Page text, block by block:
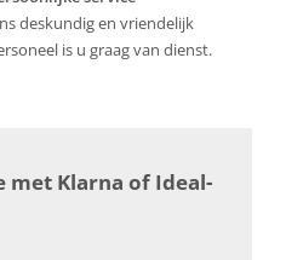
deskundig en vriendelijk
is u graag van dienst.
met Klarna of Ideal-